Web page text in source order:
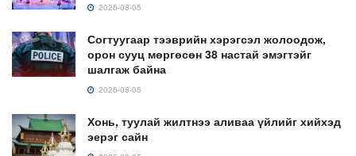
2026-08-05
Согтуугаар тээврийн хэрэгсэл жолоодож,
орон сууц мөргөсөн 38 настай эмэгтэйг
шалгаж байна
2026-08-05
Хонь, туулай жилтнээ аливаа үйлийг хийхэд
эерэг сайн